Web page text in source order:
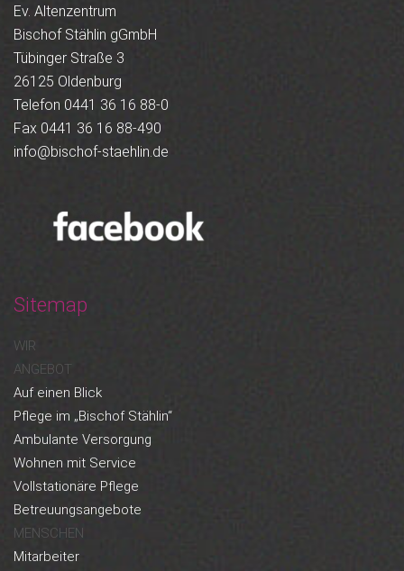
Ev. Altenzentrum
Bischof Stählin gGmbH
Tübinger Straße 3
26125 Oldenburg
Telefon 0441 36 16 88-0
Fax 0441 36 16 88-490
info@bischof-staehlin.de
Sitemap
WIR
ANGEBOT
Auf einen Blick
Pflege im „Bischof Stählin“
Ambulante Versorgung
Wohnen mit Service
Vollstationäre Pflege
Betreuungsangebote
MENSCHEN
Mitarbeiter